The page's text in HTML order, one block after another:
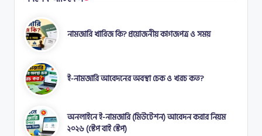
নামজারি খারিজ কি? প্রয়োজনীয় কাগজপত্র ও সময়
ই-নামজারি আবেদনের অবস্থা চেক ও খরচ কত?
অনলাইনে ই-নামজারি (মিউটেশন) আবেদন করার নিয়ম
২০২৬ (স্টেপ বাই স্টেপ)